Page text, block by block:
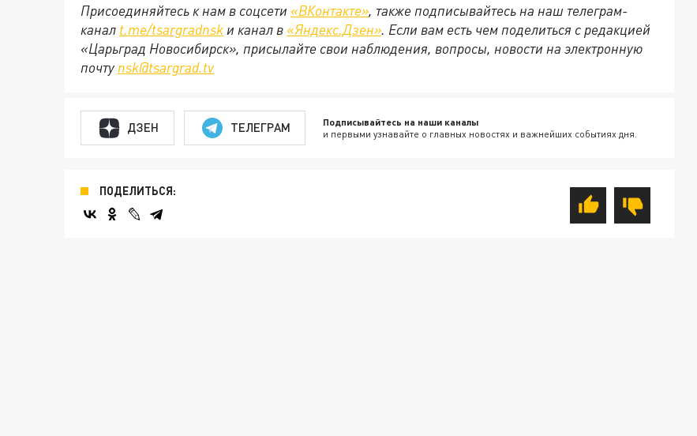
Присоединяйтесь к нам в соцсети «ВКонтакте», также подписывайтесь на наш телеграм-
канал t.me/tsargradnsk и канал в «Яндекс.Дзен». Если вам есть чем поделиться с редакцией
«Царьград Новосибирск», присылайте свои наблюдения, вопросы, новости на электронную
почту nsk@tsargrad.tv
ДЗЕН ТЕЛЕГРАМ Подписывайтесь на наши каналы
и первыми узнавайте о главных новостях и важнейших событиях дня.
ПОДЕЛИТЬСЯ: